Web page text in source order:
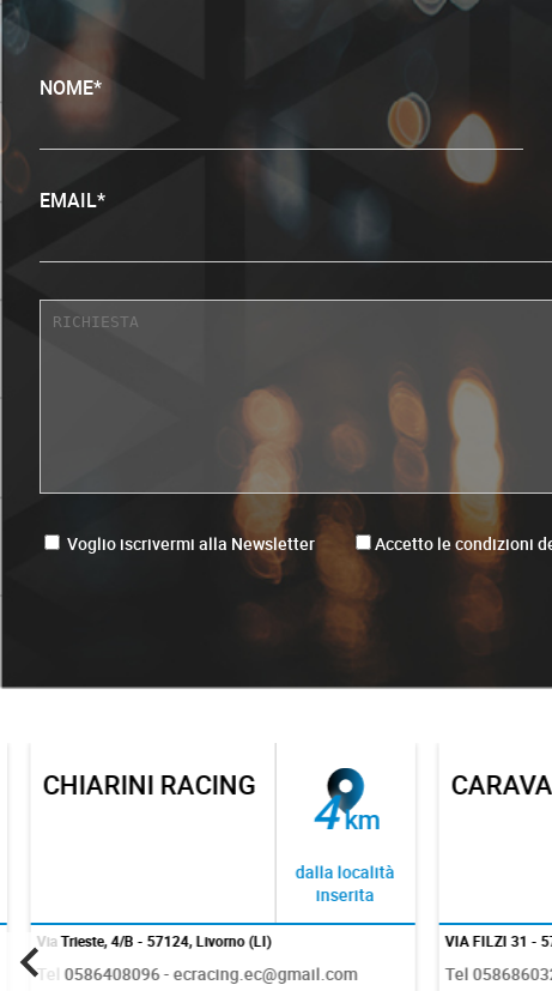
NOME*
EMAIL*
Voglio iscrivermi alla Newsletter Accetto le condizioni
CHIARINI RACING
km
dalla località
inserita
Via Trieste, 4/B - 57124, Livorno (LI)
Tel 0586408096 - ecracing.ec@gmail.com
VIA FILZI 31 -
Tel